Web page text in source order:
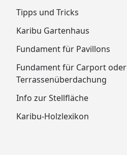
Tipps und Tricks
Karibu Gartenhaus
Fundament für Pavillons
Fundament für Carport oder
Terrassenüberdachung
Info zur Stellfläche
Karibu-Holzlexikon